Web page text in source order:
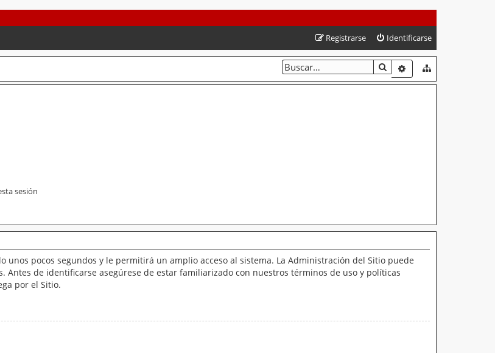
Identificarse
Registrarse
BUSCARBÚSQUEDA
sesión
unos pocos segundos y le permitirá un amplio acceso al sistema. La Administración del Sitio puede
Antes de identificarse asegúrese de estar familiarizado con nuestros términos de uso y políticas
por el Sitio.